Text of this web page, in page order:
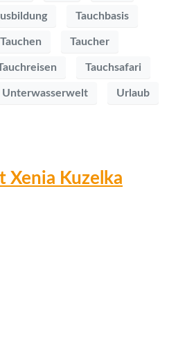
Tauchbasis
Tauchen Taucher
Tauchsafari
Unterwasserwelt Urlaub
Xenia Kuzelka